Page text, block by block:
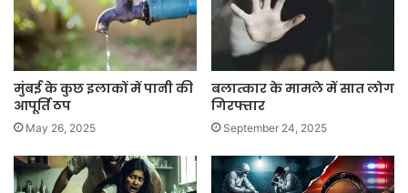
मुंबई के कुछ इलाकों में पानी की
आपूर्ति ठप
May 26, 2025
बलात्कार के मामले में सात लोग
गिरफ्तार
September 24, 2025